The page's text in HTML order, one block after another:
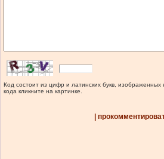
Код состоит из цифр и латинских букв, изображенных
кода кликните на картинке.
|